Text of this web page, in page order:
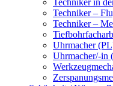
Techniker in
Techniker –
Techniker –
Uhrmacher
Uhrmacher/-in